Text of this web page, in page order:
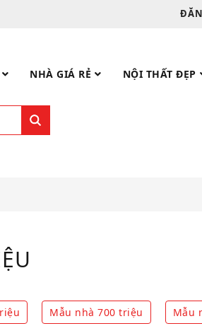
NHÀ GIÁ RẺ NỘI THẤT ĐẸP
Mẫu nhà 700 triệu Mẫu